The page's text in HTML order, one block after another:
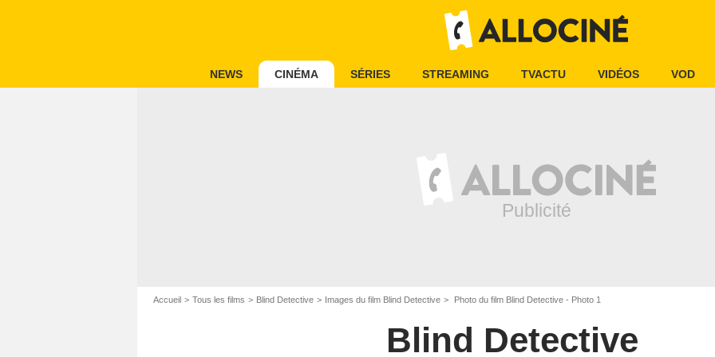
NEWS CINÉMA SÉRIES STREAMING TVACTU VIDÉOS VOD
Accueil Tous les films Blind Detective Images du film Blind Detective Photo du film Blind Detective - Photo 1
Blind Detective